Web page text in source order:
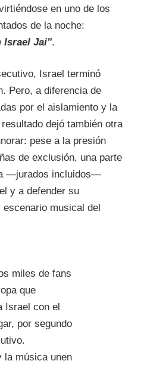
en uno de los
de la noche:
Israel Jai".
Israel terminó
Pero, a diferencia de
por el aislamiento y la
dejó también otra
pese a la presión
de exclusión, una parte
—jurados incluidos—
y a defender su
musical del
miles de fans
que
Israel con el
por segundo
la música unen